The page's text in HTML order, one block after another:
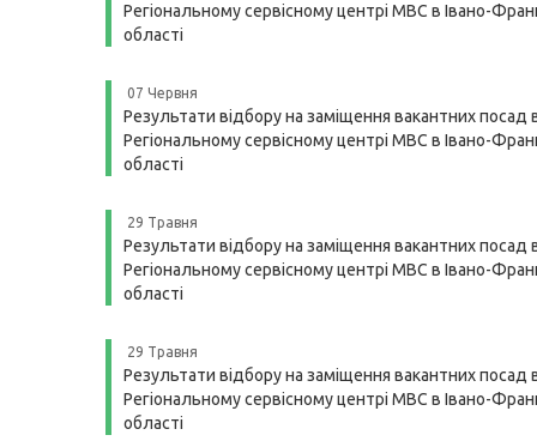
Регіональному сервісному центрі МВС в Івано-
області
07 Червня
Результати відбору на заміщення вакантних посад
Регіональному сервісному центрі МВС в Івано-
області
29 Травня
Результати відбору на заміщення вакантних посад
Регіональному сервісному центрі МВС в Івано-
області
29 Травня
Результати відбору на заміщення вакантних посад
Регіональному сервісному центрі МВС в Івано-
області